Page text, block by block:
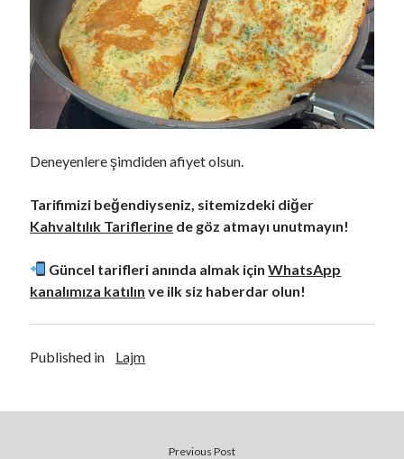
Deneyenlere şimdiden afiyet olsun.
Tarifimizi beğendiyseniz, sitemizdeki diğer
Kahvaltılık Tariflerine de göz atmayı unutmayın!
Güncel tarifleri anında almak içinWhatsApp
kanalımıza katılın ve ilk siz haberdar olun!
Published in Lajm
Previous Post